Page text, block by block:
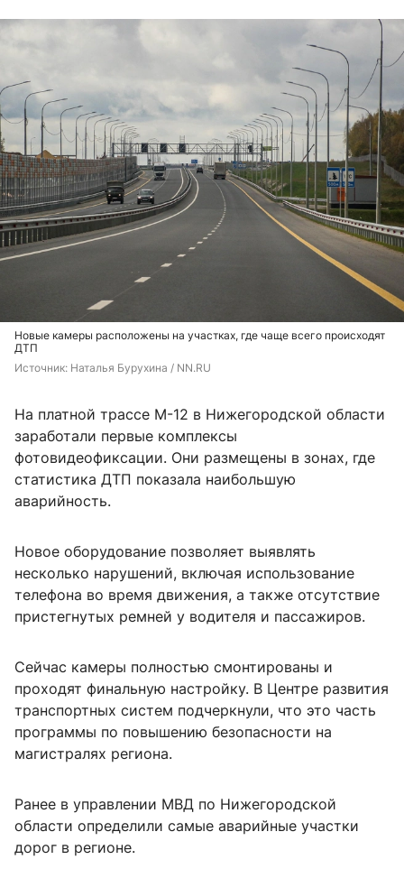
Новые камеры расположены на участках, где чаще всего происходят
ДТП
Источник: Наталья Бурухина / NN.RU
На платной трассе М-12 в Нижегородской области
заработали первые комплексы
фотовидеофиксации. Они размещены в зонах, где
статистика ДТП показала наибольшую
аварийность.
Новое оборудование позволяет выявлять
несколько нарушений, включая использование
телефона во время движения, а также отсутствие
пристегнутых ремней у водителя и пассажиров.
Сейчас камеры полностью смонтированы и
проходят финальную настройку. В Центре развития
транспортных систем подчеркнули, что это часть
программы по повышению безопасности на
магистралях региона.
Ранее в управлении МВД по Нижегородской
области определили самые аварийные участки
дорог в регионе.